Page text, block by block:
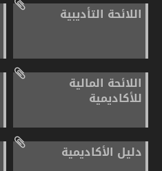
اللائحة التأديبية
اللائحة المالية
للأكاديمية
دليل الأكاديمية